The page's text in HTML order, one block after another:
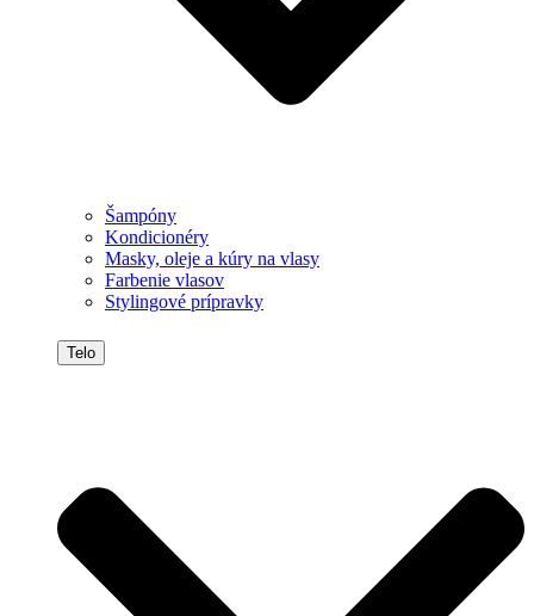
Šampóny
Kondicionéry
Masky, oleje a kúry na vlasy
Farbenie vlasov
Stylingové prípravky
Telo